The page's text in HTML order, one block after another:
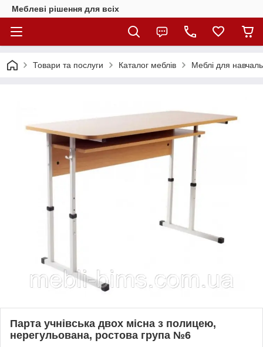
Меблеві рішення для всіх
Товари та послуги Каталог меблів Меблі для
Парта учнівська двох місна з полицею,
нерегульована, ростова група №6